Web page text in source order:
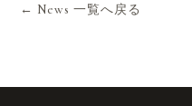
← News 一覧へ戻る